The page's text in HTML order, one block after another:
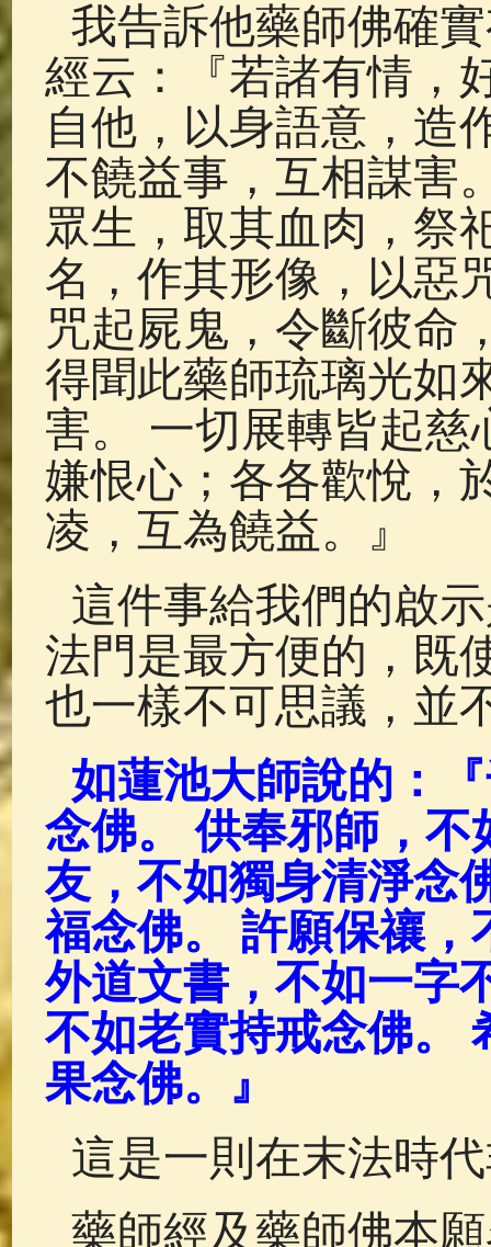
我告訴他藥師佛確
經云：『若諸有情，
自他，以身語意，造
不饒益事，互相謀害
眾生，取其血肉，祭
名，作其形像，以惡
咒起屍鬼，令斷彼命
得聞此藥師琉璃光如
害。 一切展轉皆起
嫌恨心；各各歡悅，
凌，互為饒益。』
這件事給我們的啟
法門是最方便的，既
也一樣不可思議，並
如蓮池大師說的：
念佛。 供奉邪師，不
友，不如獨身清淨念
福念佛。 許願保禳，
外道文書，不如一字
不如老實持戒念佛。
果念佛。』
這是一則在末法時
藥師經及藥師佛本